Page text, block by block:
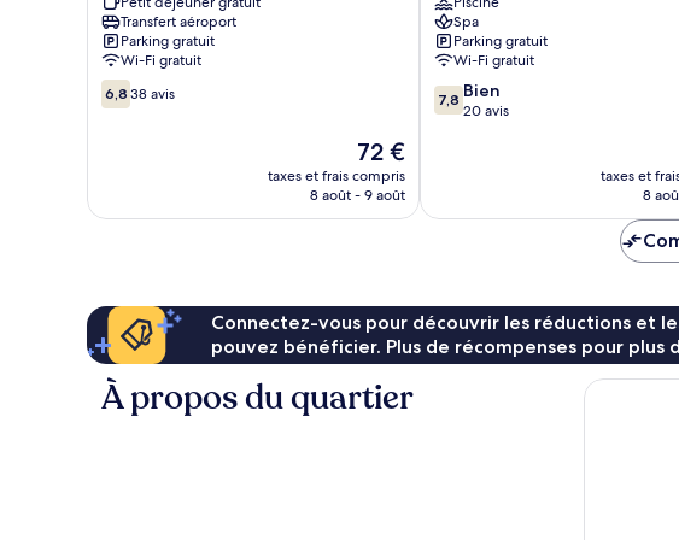
Centre-
ville
de
Manavgat
Transfert aéroport
Parking gratuit
Wi-Fi gratuit
6.8
sur
6,8 38 avis
Le
nouveau
prix
72 €
taxes et frais compris
8 août - 9 août
Manavgat
Spa
Parking gratuit
Wi-Fi gratuit
7.8
sur
7,8 Bien
20 avis
taxes et
8
Connectez-vous pour découvrir les réductions et
pouvez bénéficier. Plus de récompenses pour plus
À propos du quartier